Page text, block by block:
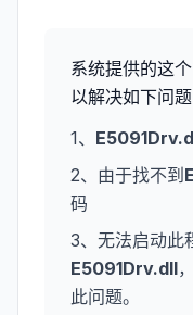
系统提供的这个
以解决如下问题
1、
2、由于找不到
码
3、无法启动此
E5091Drv.dll
此问题。